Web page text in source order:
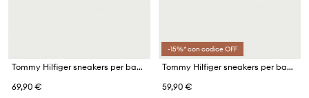
Tommy Hilfiger sneakers per bambini
69,90 €
-15%* con codice OFF
Tommy Hilfiger sneakers per bambini
59,90 €